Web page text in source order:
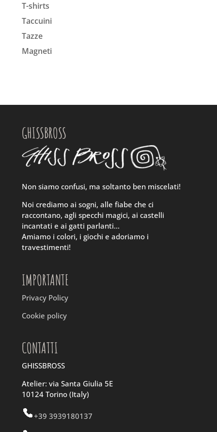
T-shirts
Taccuini
Tazze
Magneti
GHISSBROSS
Non siamo confusi, ma soltanto ben miscelati!
Noi crediamo ai sogni, alle fiabe che ci
raccontano, agli specchi magici, ai castelli
incantati e ai gatti parlanti…
Amiamo i colori, i giochi e adoriamo i
travestimenti!
IMPORTANTE
Privacy Policy
Cookie policy
CONTATTI
GHISSBROSS
Atelier: via Santa Giulia 5E
10124 Torino (Italy)
+39 3939180137